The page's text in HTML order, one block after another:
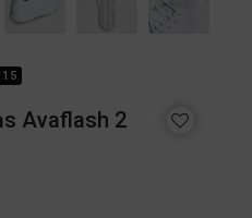
Avaflash 2